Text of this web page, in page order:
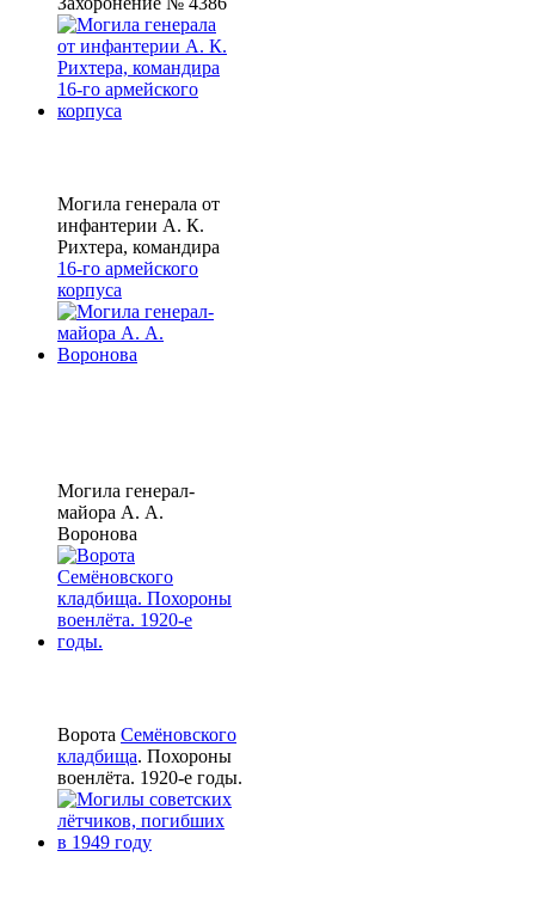
Могила генерала от
инфантерии А. К.
Рихтера, командира
16-го армейского
корпуса
Могила генерал-
майора А. А.
Воронова
Ворота Семёновского
кладбища. Похороны
военлёта. 1920-е годы.